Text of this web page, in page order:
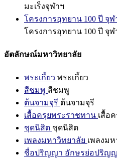
มะเร็งจุฬาฯ
โครงการอุทยาน 100 ปี จุ
โครงการอุทยาน 100 ปี จุ
อัตลักษณ์มหาวิทยาลัย
พระเกี้ยว พระเกี้ยว
สีชมพู สีชมพู
ต้นจามจุรี ต้นจามจุรี
เสื้อครุยพระราชทาน เสื้อ
ชุดนิสิต ชุดนิสิต
เพลงมหาวิทยาลัย เพลงม
ชื่อปริญญา อักษรย่อปริญ